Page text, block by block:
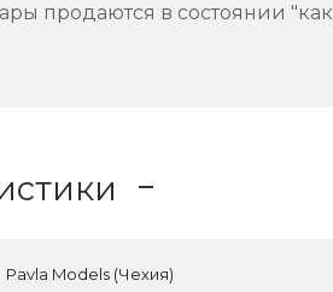
продаются в состоянии "как
Pavla Models (Чехия)